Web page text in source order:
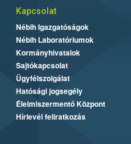
Kapcsolat
Nébih Igazgatóságok
Nébih Laboratóriumok
Kormányhivatalok
Sajtókapcsolat
Ügyfélszolgálat
Hatósági jogsegély
Élelmiszermentő Központ
Hírlevél feliratkozás